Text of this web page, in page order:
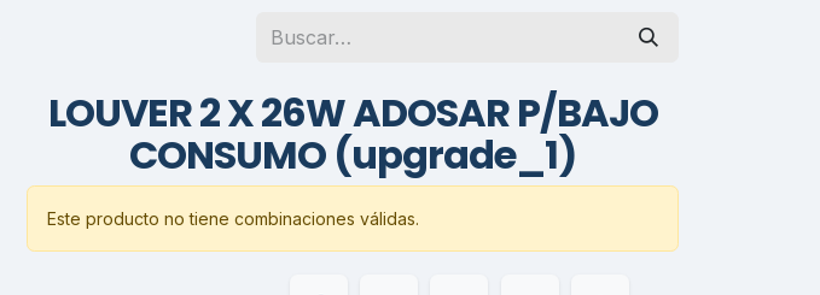
LOUVER 2 X 26W ADOSAR P/BAJO
CONSUMO (upgrade_1)
Este producto no tiene combinaciones válidas.